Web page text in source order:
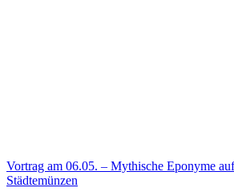
Vortrag am 06.05. – Mythische Eponyme
Städtemünzen